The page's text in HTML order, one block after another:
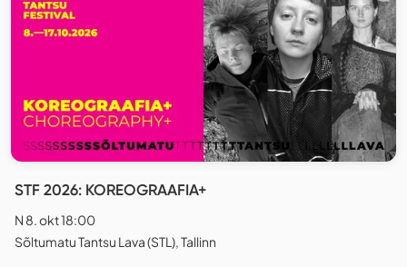
STF 2026: KOREOGRAAFIA+
N 8. okt 18:00
Sõltumatu Tantsu Lava (STL), Tallinn